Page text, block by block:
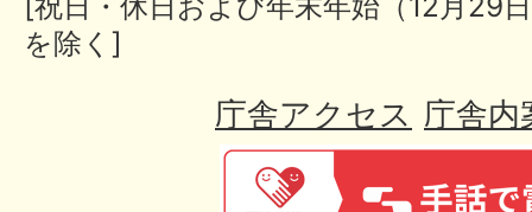
を除く]
庁舎アクセス 庁舎内